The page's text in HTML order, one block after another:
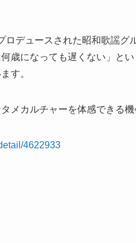
ロデュースされた昭和歌謡
歳になっても遅くない」と
す。
メカルチャーを体感できる
4622933